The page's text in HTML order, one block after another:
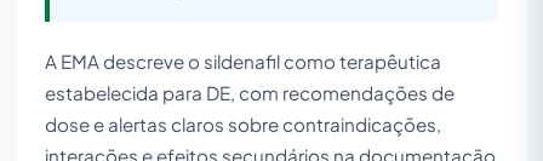
A EMA descreve o sildenafil como terapêutica
estabelecida para DE, com recomendações de
dose e alertas claros sobre contraindicações,
interações e efeitos secundários na documentação